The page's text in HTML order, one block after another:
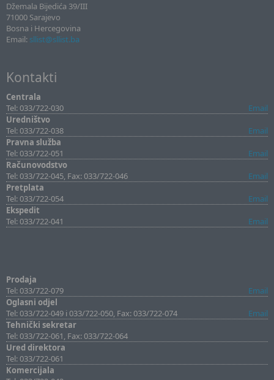
Džemala Bijedića 39/III
71000 Sarajevo
Bosna i Hercegovina
Email: sllist@sllist.ba
Kontakti
Centrala
Tel: 033/722-030
Email
Uredništvo
Tel: 033/722-038
Email
Pravna služba
Tel: 033/722-051
Email
Računovodstvo
Tel: 033/722-045, Fax: 033/722-046
Email
Pretplata
Tel: 033/722-054
Email
Ekspedit
Tel: 033/722-041
Email
Prodaja
Tel: 033/722-079
Email
Oglasni odjel
Tel: 033/722-049 i 033/722-050, Fax: 033/722-074
Email
Tehnički sekretar
Tel: 033/722-061, Fax: 033/722-064
Ured direktora
Tel: 033/722-061
Komercijala